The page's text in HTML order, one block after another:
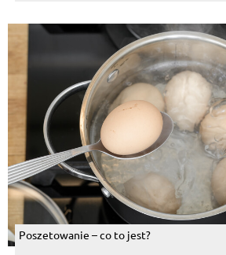
Poszetowanie – co to jest?